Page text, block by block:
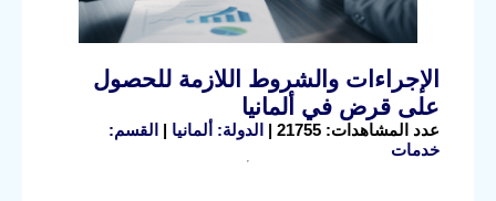
الإجراءات والشروط اللازمة للحصول
على قرض في ألمانيا
عدد المشاهدات: 21755 | الدولة: ألمانيا | القسم:
خدمات